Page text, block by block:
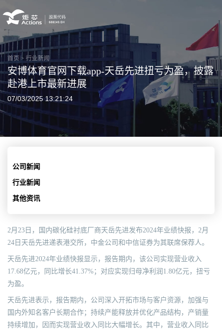
首页 > 行业新闻
安博体育官网下载app-天岳先进扭亏为盈，披露
赴港上市最新进展
07/03/2025 13:21:24
公司新闻
行业新闻
其他资讯
2月23日，国内碳化硅衬底厂商天岳先进发布2024年业绩快报，2月
24日天岳先进递表港交所，中金公司和中信证券为其联席保荐人。
天岳先进2024年业绩快报显示，报告期内，该公司实现营业收入
17.68亿元，同比增长41.37%；对应实现归母净利润1.80亿元，扭亏
为盈。
天岳先进表示，报告期内，公司深入开拓市场与客户资源，加强与
国内外知名客户长期合作；持续产能释放并优化产品结构，产销量
持续增加，因而实现营业收入同比大幅增长。其中，营业收入同比